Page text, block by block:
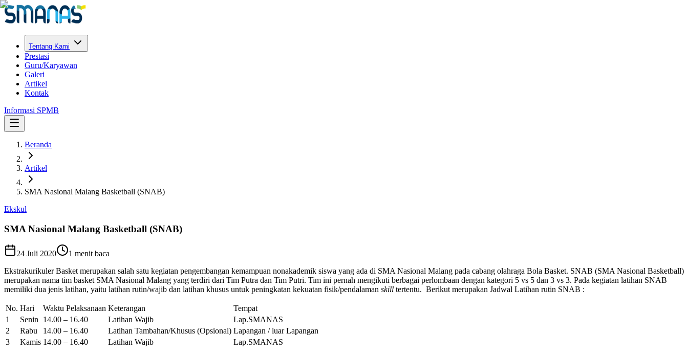
Tentang Kami
Prestasi
Guru/Karyawan
Galeri
Artikel
Kontak
Informasi SPMB
Beranda
Artikel
SMA Nasional Malang Basketball (SNAB)
Ekskul
SMA Nasional Malang Basketball (SNAB)
24 Juli 2020 1 menit baca
Ekstrakurikuler Basket merupakan salah satu kegiatan pengembangan kemampuan nonakademik siswa yang ada di SMA Nasional Malang pada cabang olahraga Bola Basket. SNAB (SMA Nasional Basketball)
merupakan nama tim basket SMA Nasional Malang yang terdiri dari Tim Putra dan Tim Putri. Tim ini pernah mengikuti berbagai perlombaan dengan kategori 5 vs 5 dan 3 vs 3. Pada kegiatan latihan SNAB
memiliki dua jenis latihan, yaitu latihan rutin/wajib dan latihan khusus untuk peningkatan kekuatan fisik/pendalaman skill tertentu. Berikut merupakan Jadwal Latihan rutin SNAB :
No. Hari Waktu Pelaksanaan Keterangan
Tempat
1
Senin 14.00 – 16.40 Latihan Wajib
Lap.SMANAS
2
Rabu 14.00 – 16.40 Latihan Tambahan/Khusus (Opsional) Lapangan / luar Lapangan
3
Kamis 14.00 – 16.40 Latihan Wajib Lap.SMANAS